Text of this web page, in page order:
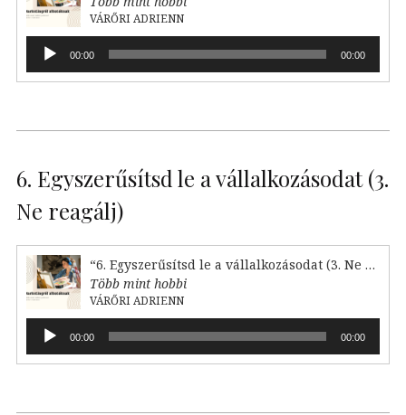
VÁRŐRI ADRIENN
Audió
lejátszó00:00 00:00
6. Egyszerűsítsd le a vállalkozásodat (3.
Ne reagálj)
“6. Egyszerűsítsd le a vállalkozásodat (3. Ne reagálj)”
Több mint hobbi
VÁRŐRI ADRIENN
Audió
lejátszó00:00 00:00